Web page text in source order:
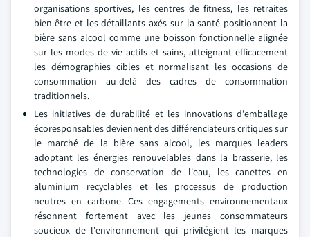
organisations sportives, les centres de fitness, les retraites
bien-être et les détaillants axés sur la santé positionnent la
bière sans alcool comme une boisson fonctionnelle alignée
sur les modes de vie actifs et sains, atteignant efficacement
les démographies cibles et normalisant les occasions de
consommation au-delà des cadres de consommation
traditionnels.
Les initiatives de durabilité et les innovations d'emballage
écoresponsables deviennent des différenciateurs critiques sur
le marché de la bière sans alcool, les marques leaders
adoptant les énergies renouvelables dans la brasserie, les
technologies de conservation de l'eau, les canettes en
aluminium recyclables et les processus de production
neutres en carbone. Ces engagements environnementaux
résonnent fortement avec les jeunes consommateurs
soucieux de l'environnement qui privilégient les marques